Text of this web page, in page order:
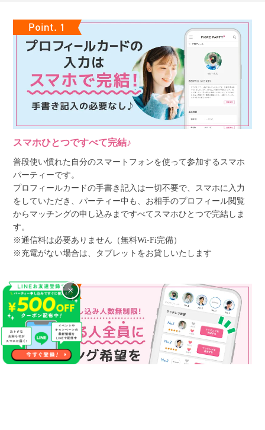
スマホひとつですべて完結♪
普段使い慣れた自分のスマートフォンを使って参加するスマホ
パーティーです。
プロフィールカードの手書き記入は一切不要で、スマホに入力
をしていただき、パーティー中も、お相手のプロフィール閲覧
からマッチングの申し込みまですべてスマホひとつで完結しま
す。
※通信料は必要ありません（無料Wi-Fi完備）
※充電がない場合は、タブレットをお貸しいたします
×